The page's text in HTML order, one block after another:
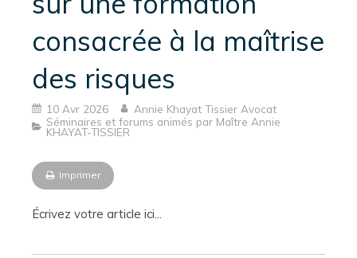
consacrée à la maîtrise
des risques
10 Avr 2026
Annie Khayat Tissier Avocat
Séminaires et forums animés par Maître Annie
KHAYAT-TISSIER
Imprimer
Écrivez votre article ici...